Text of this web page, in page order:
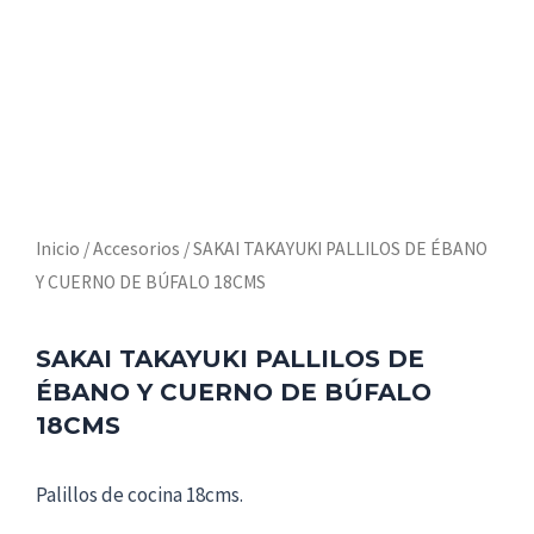
Inicio /Accesorios / SAKAI TAKAYUKI PALLILOS DE ÉBANO
Y CUERNO DE BÚFALO 18CMS
SAKAI TAKAYUKI PALLILOS DE
ÉBANO Y CUERNO DE BÚFALO
18CMS
Palillos de cocina 18cms.